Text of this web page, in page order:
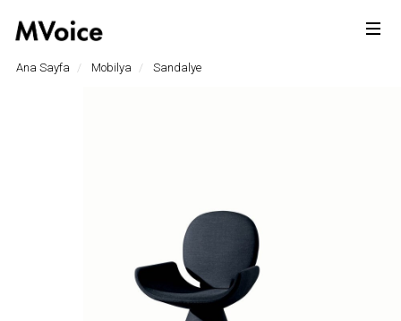
Ana Sayfa Mobilya Sandalye